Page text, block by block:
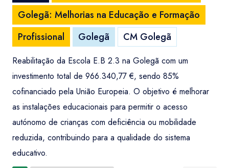
Golegã: Melhorias na Educação e Formação
Profissional
Golegã CM Golegã
Reabilitação da Escola E.B 2.3 na Golegã com um
investimento total de 966.340,77 €, sendo 85%
cofinanciado pela União Europeia. O objetivo é melhorar
as instalações educacionais para permitir o acesso
autónomo de crianças com deficiência ou mobilidade
reduzida, contribuindo para a qualidade do sistema
educativo.